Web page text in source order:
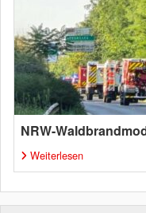
NRW-
Weiterlesen